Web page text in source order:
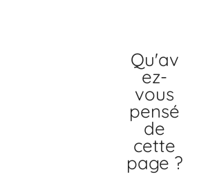
Qu'av
ez-
vous
pensé
de
cette
page ?